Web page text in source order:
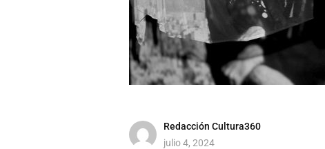
Redacción Cultura360
julio 4, 2024